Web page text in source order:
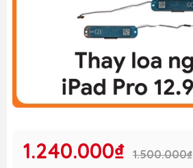
1.240.000₫ 1.500.000₫